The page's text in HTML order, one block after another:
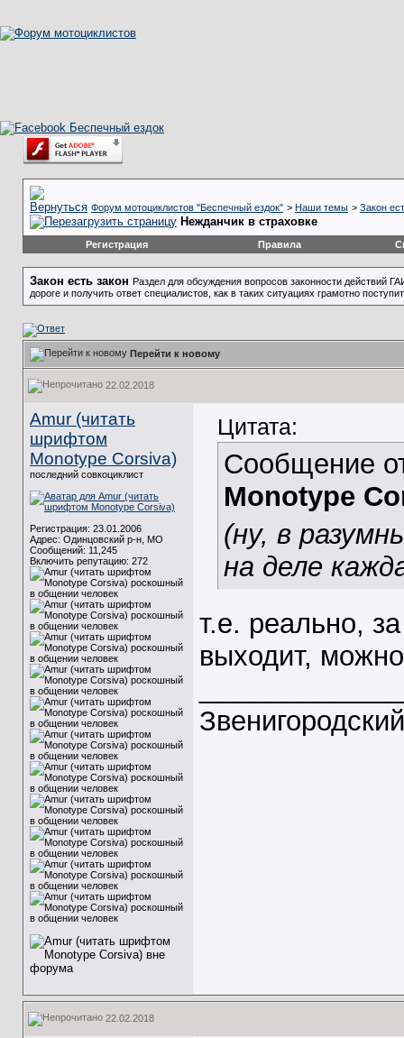
Форум мотоциклистов "Беспечный ездок" > Наши темы > Закон
Нежданчик в страховке
Регистрация Правила
Закон есть закон Раздел для обсуждения вопросов законности действий
дороге и получить ответ специалистов, как в таких ситуациях грамотно
Перейти к новому
22.02.2018
Amur (читать
шрифтом
Monotype Corsiva)
последний совкоциклист
Регистрация: 23.01.2006
Адрес: Одинцовский р-н, МО
Сообщений: 11,245
Включить репутацию: 272
Цитата:
Сообщение
Monotype
(ну, в
на деле
т.е. реально,
выходит,
22.02.2018